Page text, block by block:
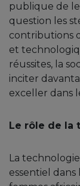
publique de
question les
contributions
et
réussites, la
inciter
exceller dans
Le rôle de la
La
essentiel dans